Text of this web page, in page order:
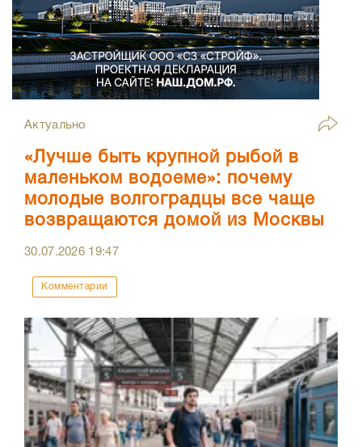
Актуально
«Лучше быть крупной рыбой в
маленьком водоеме»: почему
молодые волгоградцы все чаще
возвращаются домой из Москвы
30.07.2026 19:47
Комментарии